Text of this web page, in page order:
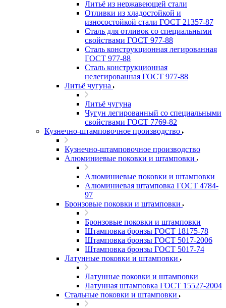
Литьё из нержавеющей стали
Отливки из хладостойкой и
износостойкой стали ГОСТ 21357-87
Сталь для отливок со специальными
свойствами ГОСТ 977-88
Сталь конструкционная легированная
ГОСТ 977-88
Сталь конструкционная
нелегированная ГОСТ 977-88
Литьё чугуна
Литьё чугуна
Чугун легированный со специальными
свойствами ГОСТ 7769-82
Кузнечно-штамповочное производство
Кузнечно-штамповочное производство
Алюминиевые поковки и штамповки
Алюминиевые поковки и штамповки
Алюминиевая штамповка ГОСТ 4784-
97
Бронзовые поковки и штамповки
Бронзовые поковки и штамповки
Штамповка бронзы ГОСТ 18175-78
Штамповка бронзы ГОСТ 5017-2006
Штамповка бронзы ГОСТ 5017-74
Латунные поковки и штамповки
Латунные поковки и штамповки
Латунная штамповка ГОСТ 15527-2004
Стальные поковки и штамповки